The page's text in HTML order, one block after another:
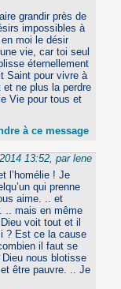
grandir près de
impossibles à
moi le désir
vie, car toi seul
éternellement
Saint pour vivre à
ne plus la perdre
Vie pour tous et
à ce message
13:52, par lene
l’homélie ! Je
qui prenne
aime. .. et
.. mais en même
voit tout et il
? Est ce la cause
il faut se
nous blotisse
être pauvre. .. Je